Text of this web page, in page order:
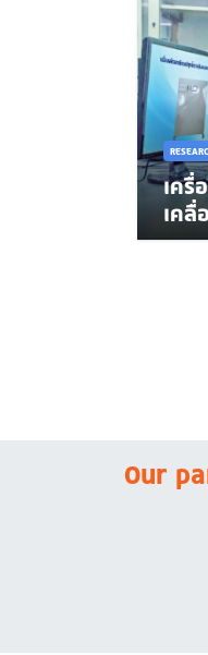
เครื่
เคลื่
Our